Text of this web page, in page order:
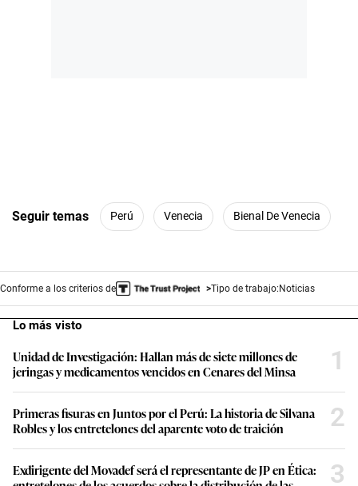
Seguir temas Perú Venecia Bienal De Venecia
Conforme a los criterios de Tipo de trabajo:Noticias
Lo más visto
Unidad de Investigación: Hallan más de siete millones de
jeringas y medicamentos vencidos en Cenares del Minsa
1
Primeras fisuras en Juntos por el Perú: La historia de Silvana
Robles y los entretelones del aparente voto de traición
2
Exdirigente del Movadef será el representante de JP en Ética:
3